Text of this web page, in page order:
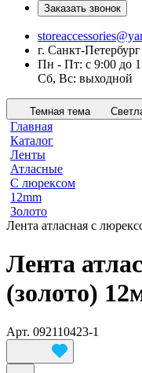
Заказать звонок
г. Санкт-
Пн - Пт: с 9:00 до
Сб, Вс: выходной
Темная тема
Главная
Каталог
Ленты
Атласные
С люрексом
12mm
Золото
Лента атласная с
Лента
(золото)
Арт. 092110423-1